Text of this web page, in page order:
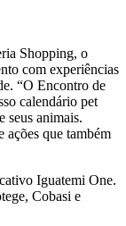
Shopping, o
com experiências
“O Encontro de
calendário pet
seus animais.
que também
Iguatemi One.
Cobasi e